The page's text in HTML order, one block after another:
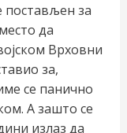
постављен за
да
Врховни
за,
се панично
А зашто се
излаз да